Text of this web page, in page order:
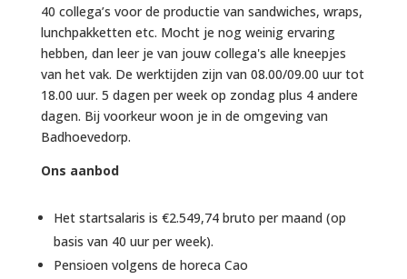
40 collega’s voor de productie van sandwiches, wraps,
lunchpakketten etc. Mocht je nog weinig ervaring
hebben, dan leer je van jouw collega's alle kneepjes
van het vak. De werktijden zijn van 08.00/09.00 uur tot
18.00 uur. 5 dagen per week op zondag plus 4 andere
dagen. Bij voorkeur woon je in de omgeving van
Badhoevedorp.
Ons aanbod
Het startsalaris is €2.549,74 bruto per maand (op
basis van 40 uur per week).
Pensioen volgens de horeca Cao